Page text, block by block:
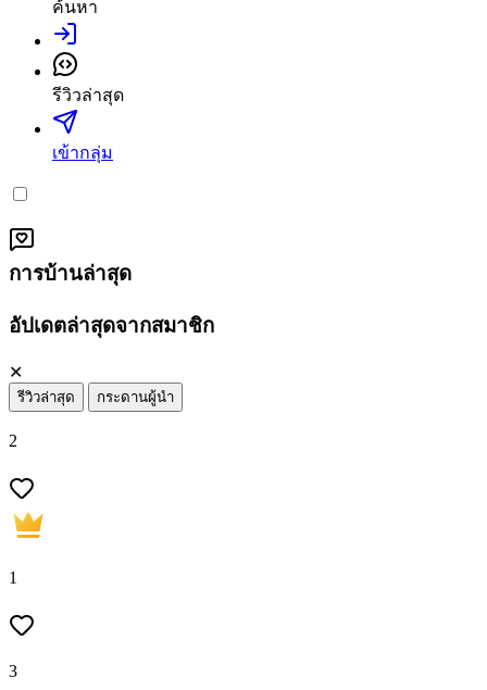
ค้นหา
เข้าสู่ระบบ
รีวิวล่าสุด
เข้ากลุ่ม
การบ้านล่าสุด
อัปเดตล่าสุดจากสมาชิก
✕
รีวิวล่าสุด กระดานผู้นำ
2
1
3